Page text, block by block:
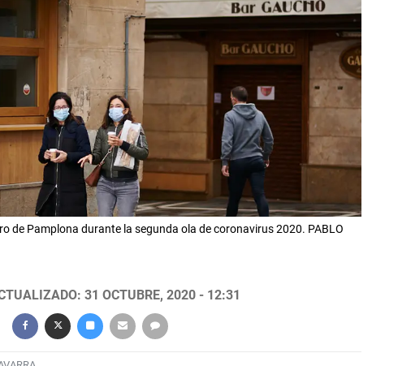
de Pamplona durante la segunda ola de coronavirus 2020. PABLO
31 OCTUBRE, 2020 - 12:31